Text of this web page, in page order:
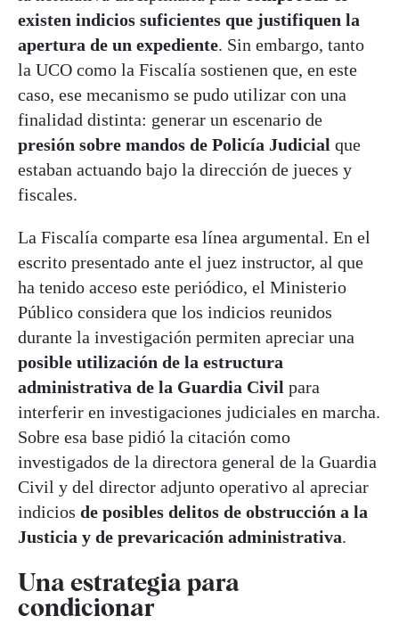
existen indicios suficientes que justifiquen la
apertura de un expediente. Sin embargo, tanto
la UCO como la Fiscalía sostienen que, en este
caso, ese mecanismo se pudo utilizar con una
finalidad distinta: generar un escenario de
presión sobre mandos de Policía Judicial que
estaban actuando bajo la dirección de jueces y
fiscales.
La Fiscalía comparte esa línea argumental. En el
escrito presentado ante el juez instructor, al que
ha tenido acceso este periódico, el Ministerio
Público considera que los indicios reunidos
durante la investigación permiten apreciar una
posible utilización de la estructura
administrativa de la Guardia Civil para
interferir en investigaciones judiciales en marcha.
Sobre esa base pidió la citación como
investigados de la directora general de la Guardia
Civil y del director adjunto operativo al apreciar
indicios de posibles delitos de obstrucción a la
Justicia y de prevaricación administrativa.
Una estrategia para
condicionar